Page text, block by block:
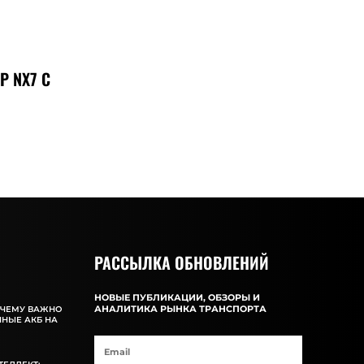
NX7 С
ВАЖНО
АКБ НА
РАССЫЛКА ОБНОВЛЕНИЙ
НОВЫЕ ПУБЛИКАЦИИ, ОБЗОРЫ И
АНАЛИТИКА РЫНКА ТРАНСПОРТА